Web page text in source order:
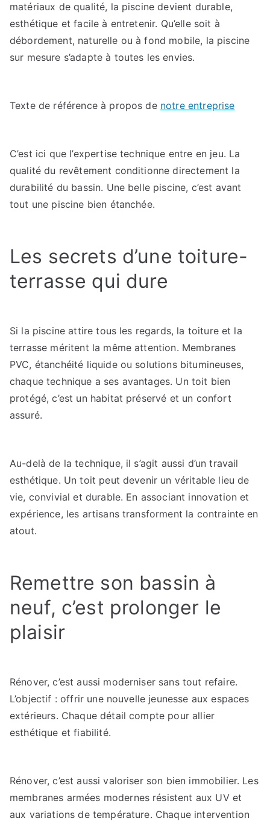
matériaux de qualité, la piscine devient durable,
esthétique et facile à entretenir. Qu’elle soit à
débordement, naturelle ou à fond mobile, la piscine
sur mesure s’adapte à toutes les envies.
Texte de référence à propos de notre entreprise
C’est ici que l’expertise technique entre en jeu. La
qualité du revêtement conditionne directement la
durabilité du bassin. Une belle piscine, c’est avant
tout une piscine bien étanchée.
Les secrets d’une toiture-
terrasse qui dure
Si la piscine attire tous les regards, la toiture et la
terrasse méritent la même attention. Membranes
PVC, étanchéité liquide ou solutions bitumineuses,
chaque technique a ses avantages. Un toit bien
protégé, c’est un habitat préservé et un confort
assuré.
Au-delà de la technique, il s’agit aussi d’un travail
esthétique. Un toit peut devenir un véritable lieu de
vie, convivial et durable. En associant innovation et
expérience, les artisans transforment la contrainte en
atout.
Remettre son bassin à
neuf, c’est prolonger le
plaisir
Rénover, c’est aussi moderniser sans tout refaire.
L’objectif : offrir une nouvelle jeunesse aux espaces
extérieurs. Chaque détail compte pour allier
esthétique et fiabilité.
Rénover, c’est aussi valoriser son bien immobilier. Les
membranes armées modernes résistent aux UV et
aux variations de température. Chaque intervention